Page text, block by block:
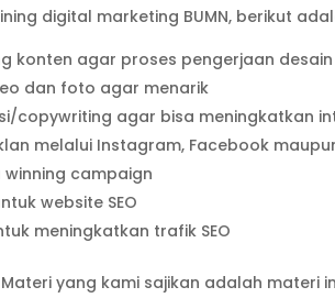
digital marketing BUMN, berikut
konten agar proses pengerjaan
dan foto agar menarik
copywriting agar bisa meningkatkan
melalui Instagram, Facebook
campaign
website SEO
meningkatkan trafik SEO
yang kami sajikan adalah materi